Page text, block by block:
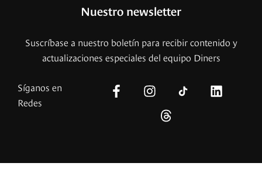
Nuestro newsletter
Suscríbase a nuestro boletín para recibir contenido y
actualizaciones especiales del equipo Diners
Síganos en
Redes